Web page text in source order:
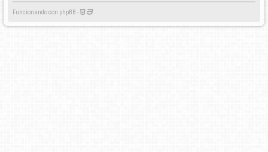
Funcionando con phpBB -